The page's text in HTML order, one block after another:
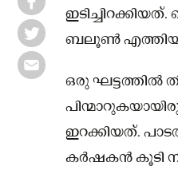
ബലൂൺ
ഒരു ഘട്ടത്തിൽ
ഇറക്കിയത്.
കര്‍ഷകൻ കൂടി